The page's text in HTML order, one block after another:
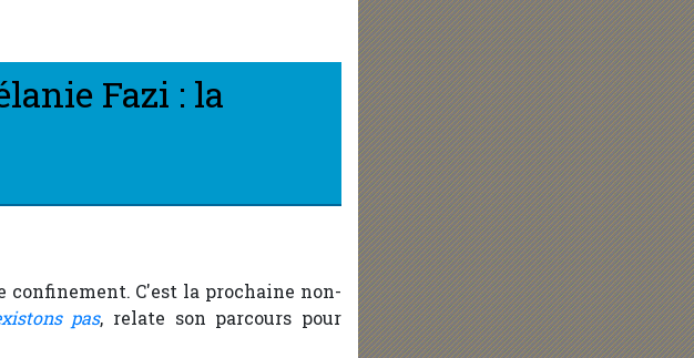
Fazi : la
C'est la prochaine non-
pas, relate son parcours pour